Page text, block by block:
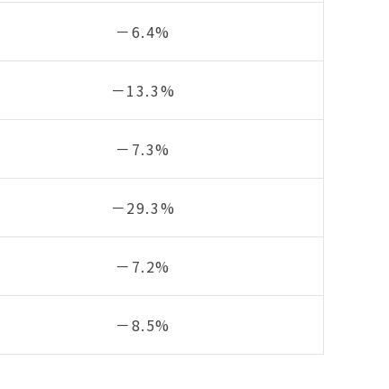
－6.4%
－13.3%
－7.3%
－29.3%
－7.2%
－8.5%